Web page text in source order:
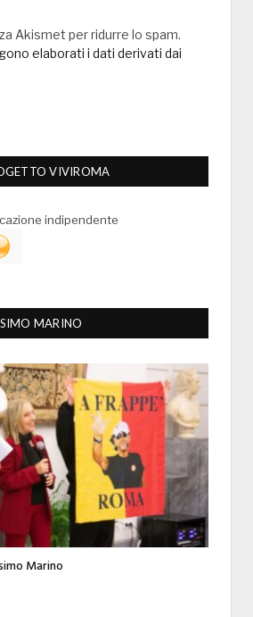
Akismet per ridurre lo spam.
elaborati i dati derivati dai
VIVIROMA
indipendente
MARINO
Marino